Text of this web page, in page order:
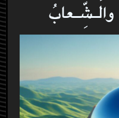
والـشِّـعابُ